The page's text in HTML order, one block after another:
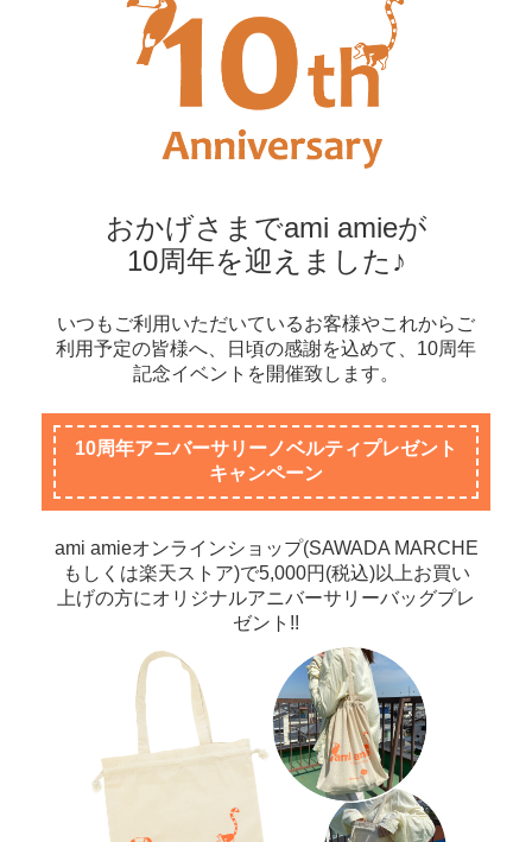
おかげさまでami amieが
10周年を迎えました♪
いつもご利用いただいているお客様やこれからご
利用予定の皆様へ、日頃の感謝を込めて、10周年
記念イベントを開催致します。
10周年アニバーサリーノベルティプレゼント
キャンペーン
ami amieオンラインショップ(SAWADA MARCHE
もしくは楽天ストア)で5,000円(税込)以上お買い
上げの方にオリジナルアニバーサリーバッグプレ
ゼント!!